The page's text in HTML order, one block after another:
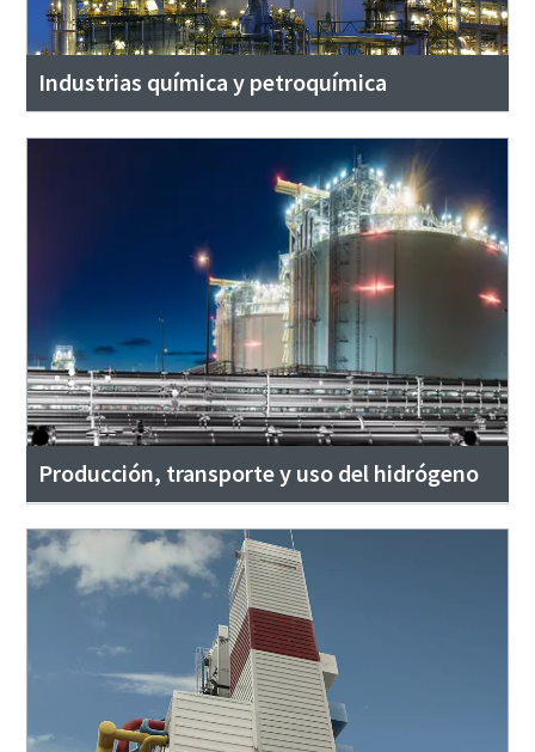
Industrias química y petroquímica
Producción, transporte y uso del hidrógeno